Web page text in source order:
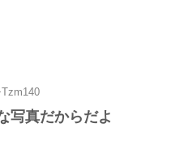
写真だからだよ